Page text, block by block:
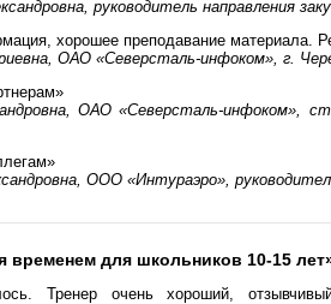
руководитель направления
хорошее преподавание материала.
ОАО «Северсталь-инфоком», г.
ОАО «Северсталь-инфоком»,
ООО «Интураэро»,
временем для школьников 10-15
Тренер очень хороший,